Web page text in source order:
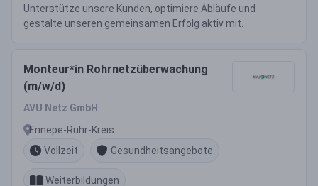
Unterstütze unsere Kunden, optimiere Abläufe und
gestalte unseren gemeinsamen Erfolg aktiv mit.
Monteur*in Rohrnetzüberwachung
(m/w/d)
AVU Netz GmbH
Ennepe-Ruhr-Kreis
Vollzeit
Gesundheitsangebote
Weiterbildungen